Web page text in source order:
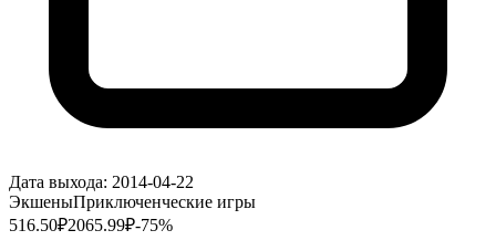
Дата выхода: 2014-04-22
ЭкшеныПриключенческие игры
516.50₽2065.99₽-75%